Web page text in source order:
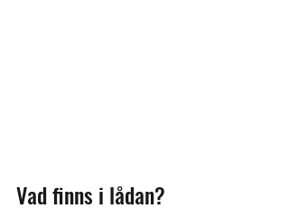
Vad finns i lådan?